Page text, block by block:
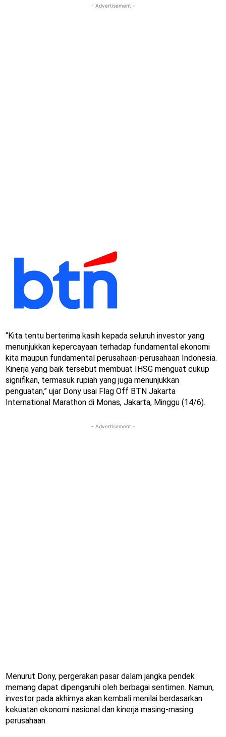
- Advertisement -
“Kita tentu berterima kasih kepada seluruh investor yang
menunjukkan kepercayaan terhadap fundamental ekonomi
kita maupun fundamental perusahaan-perusahaan Indonesia.
Kinerja yang baik tersebut membuat IHSG menguat cukup
signifikan, termasuk rupiah yang juga menunjukkan
penguatan,” ujar Dony usai Flag Off BTN Jakarta
International Marathon di Monas, Jakarta, Minggu (14/6).
- Advertisement -
Menurut Dony, pergerakan pasar dalam jangka pendek
memang dapat dipengaruhi oleh berbagai sentimen. Namun,
investor pada akhirnya akan kembali menilai berdasarkan
kekuatan ekonomi nasional dan kinerja masing-masing
perusahaan.